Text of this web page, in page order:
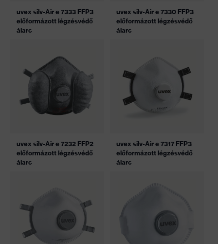
uvex silv-Air e 7333 FFP3
előformázott légzésvédő
álarc
uvex silv-Air e 7330 FFP3
előformázott légzésvédő
álarc
uvex silv-Air e 7232 FFP2
előformázott légzésvédő
álarc
uvex silv-Air e 7317 FFP3
előformázott légzésvédő
álarc